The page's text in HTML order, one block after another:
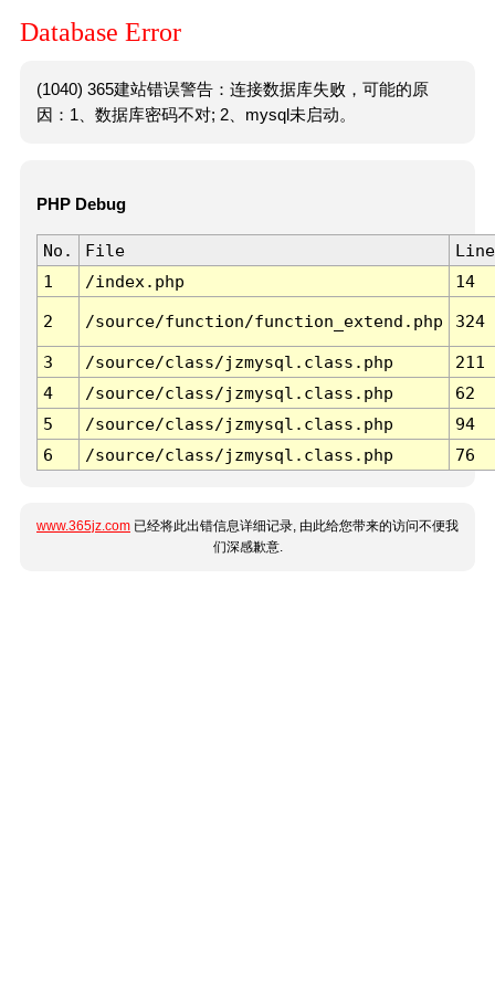
Database Error
(1040) 365建站错误警告：连接数据库失败，可能的原
因：1、数据库密码不对; 2、mysql未启动。
PHP Debug
No. File
Line
1
/index.php 14
2 /source/function/function_extend.php 324
3 /source/class/jzmysql.class.php
211
4
/source/class/jzmysql.class.php
62
5
/source/class/jzmysql.class.php
94
6
/source/class/jzmysql.class.php 76
www.365jz.com 已经将此出错信息详细记录, 由此给您带来的访问不便我
们深感歉意.